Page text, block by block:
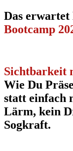
Das
Bootcamp
Sichtbarkeit
Wie Du
statt einfach
Lärm, kein
Sogkraft.